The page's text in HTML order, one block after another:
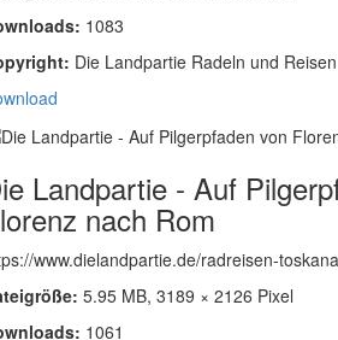
1083
Die Landpartie Radeln und Reisen
Landpartie - Auf
nach Rom
www.dielandpartie.de/radreisen-
5.95 MB, 3189 × 2126 Pixel
1061